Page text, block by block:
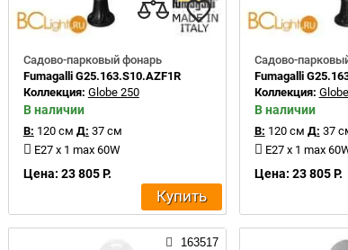
Садово-парковый фонарь
Fumagalli G25.163.S10.AZF1R
Коллекция: Globe 250
В наличии
В: 120 см Д: 37 см
E27 x 1 max 60W
Цена: 23 805 Р.
Купить
Садово-
Fumagalli
Коллекция:
В наличии
В: 120 см Д: 37
E27 x 1 max
Цена: 23 805 Р.
163517